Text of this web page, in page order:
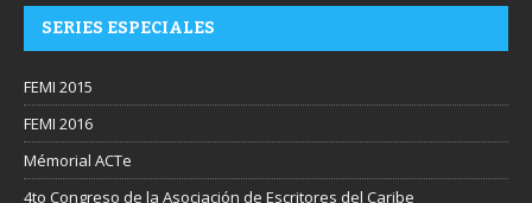
SERIES ESPECIALES
FEMI 2015
FEMI 2016
Mémorial ACTe
4to Congreso de la Asociación de Escritores del Caribe